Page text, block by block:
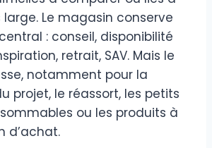
Le magasin conserve
: conseil, disponibilité
retrait, SAV. Mais le
notamment pour la
projet, le réassort, les petits
ou les produits à
d’achat.